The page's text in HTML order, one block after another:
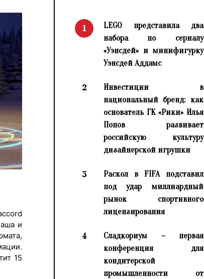
и
15
1
LEGO представила два
набора по сериалу
«Уэнсдей» и минифигурку
Уэнсдей Аддамс
2
Инвестиции в
национальный бренд: как
основатель ГК «Рики» Илья
Попов развивает
российскую культуру
дизайнерской игрушки
3
Раскол в FIFA подставил
под удар миллиардный
рынок спортивного
лицензирования
4
Сладкориум – первая
конференция для
кондитерской
промышленности от